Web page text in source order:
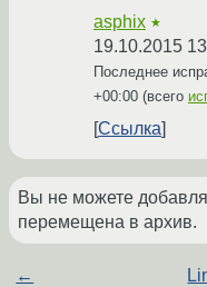
asphix ★
19.10.2015
Последнее
+00:00 (всего
Ссылка
Вы не можете
перемещена в архив.
←